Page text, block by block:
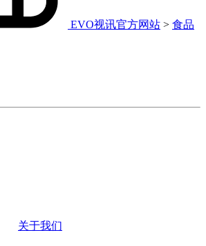
EVO视讯官方网站 > 食品
关于我们